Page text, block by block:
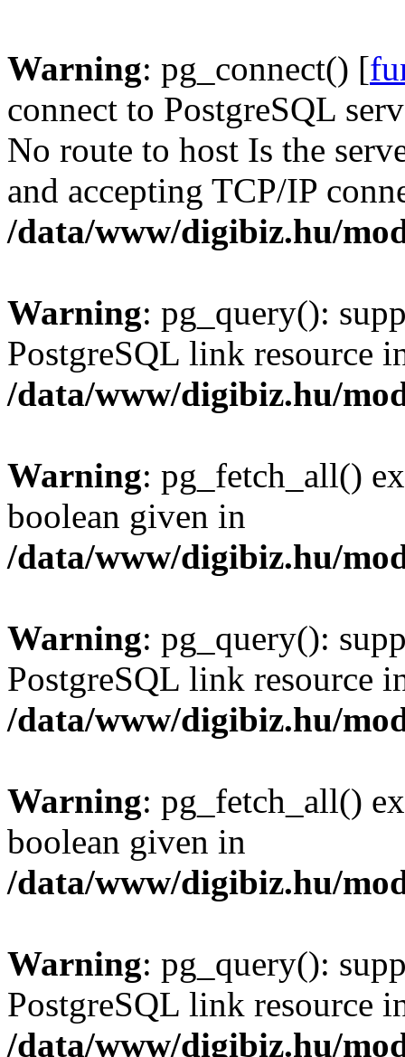
Warning: pg_connect() [
connect to PostgreSQL
No route to host Is the
and accepting TCP/IP
/data/www/digibiz.hu/
Warning: pg_query():
PostgreSQL link resource
/data/www/digibiz.hu/
Warning: pg_fetch_all()
boolean given in
/data/www/digibiz.hu/
Warning: pg_query():
PostgreSQL link resource
/data/www/digibiz.hu/
Warning: pg_fetch_all()
boolean given in
/data/www/digibiz.hu/
Warning: pg_query():
PostgreSQL link resource
/data/www/digibiz.hu/